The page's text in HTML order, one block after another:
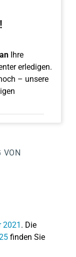
Ihre
erledigen.
– unsere
VON
2021 . Die
finden Sie